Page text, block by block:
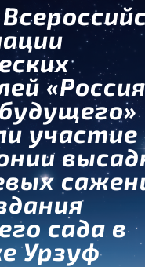
участие
сада в
Урзуф